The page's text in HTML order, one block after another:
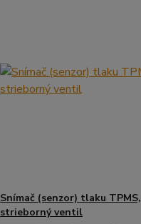
Snímač (senzor) tlaku TPMS,
strieborný ventil